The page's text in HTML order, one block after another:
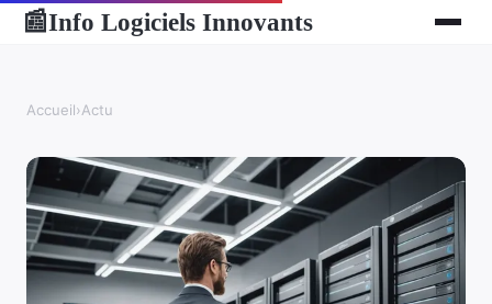
📰Info Logiciels Innovants
Accueil›Actu